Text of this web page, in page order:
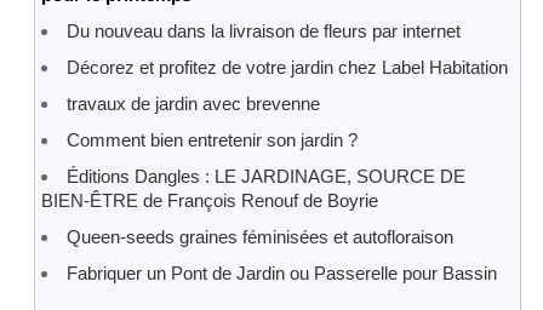
Du nouveau dans la livraison de fleurs par internet
Décorez et profitez de votre jardin chez Label Habitation
travaux de jardin avec brevenne
Comment bien entretenir son jardin ?
Éditions Dangles : LE JARDINAGE, SOURCE DE
BIEN-ÊTRE de François Renouf de Boyrie
Queen-seeds graines féminisées et autofloraison
Fabriquer un Pont de Jardin ou Passerelle pour Bassin